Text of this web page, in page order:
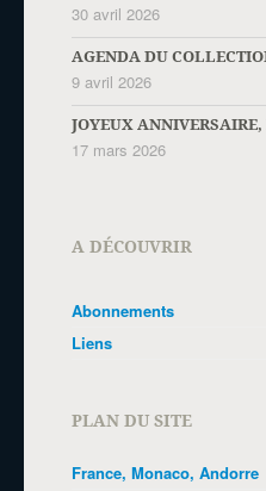
30 avril 2026
AGENDA DU
9 avril 2026
JOYEUX
17 mars 2026
A DÉCOUVRIR
Abonnements
Liens
PLAN DU SITE
France, Monaco, Andorre